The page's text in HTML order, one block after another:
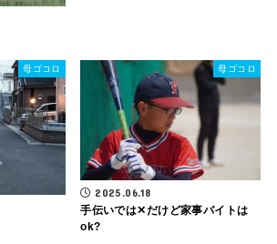
母ゴコロ 母ゴコロ
2025.06.18
手伝いでは‪✕‬だけど家事バイトは
ok?